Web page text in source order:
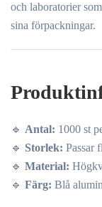
och laboratorier
sina förpackningar.
🔹 Antal: 1000 st
🔹 Storlek: Passar
🔹 Material:
🔹 Färg: Blå